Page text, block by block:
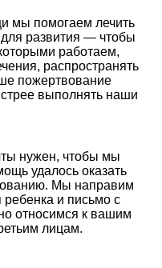
мы помогаем лечить
развития — чтобы
работаем,
распространять
пожертвование
выполнять наши
нужен, чтобы мы
удалось оказать
Мы направим
ребенка и письмо с
относимся к вашим
лицам.